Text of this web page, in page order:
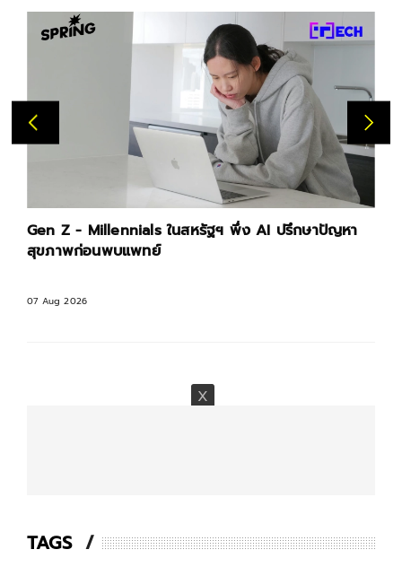
Gen Z - Millennials ในสหรัฐฯ พึ่ง AI ปรึกษาปัญหา
สุขภาพก่อนพบแพทย์
07 Aug 2026
TAGS